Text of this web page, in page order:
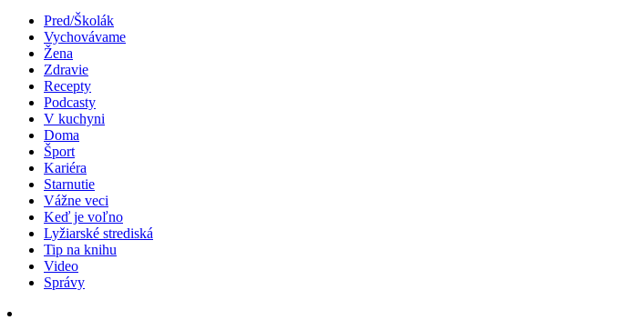
Pred/Školák
Vychovávame
Žena
Zdravie
Recepty
Podcasty
V kuchyni
Doma
Šport
Kariéra
Starnutie
Vážne veci
Keď je voľno
Lyžiarské strediská
Tip na knihu
Video
Správy